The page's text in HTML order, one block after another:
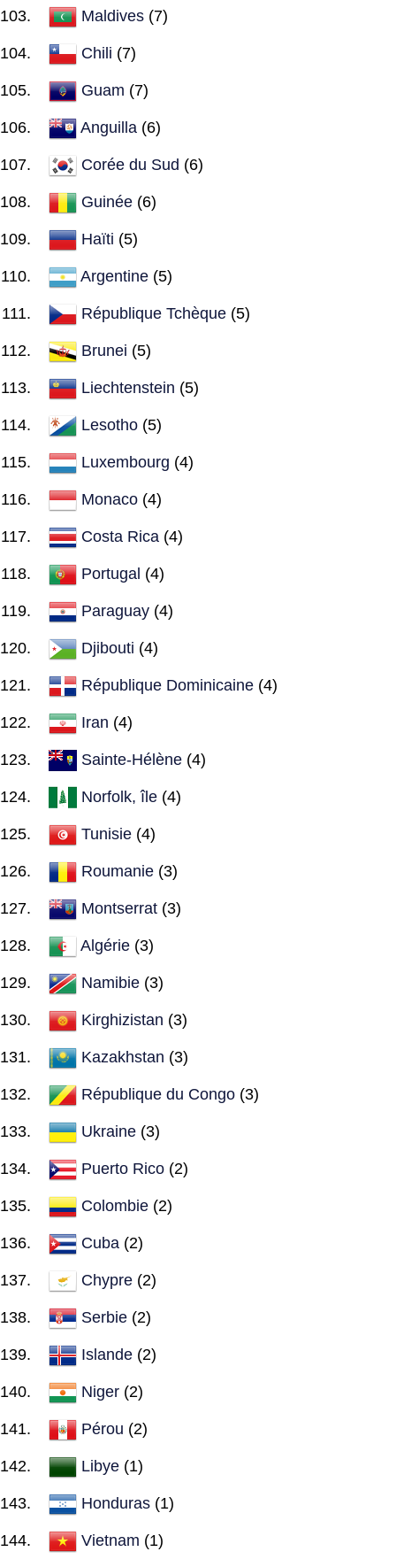
Maldives (7)
Chili (7)
Guam (7)
Anguilla (6)
Corée du Sud (6)
Guinée (6)
Haïti (5)
Argentine (5)
République Tchèque (5)
Brunei (5)
Liechtenstein (5)
Lesotho (5)
Luxembourg (4)
Monaco (4)
Costa Rica (4)
Portugal (4)
Paraguay (4)
Djibouti (4)
République Dominicaine (4)
Iran (4)
Sainte-Hélène (4)
Norfolk, île (4)
Tunisie (4)
Roumanie (3)
Montserrat (3)
Algérie (3)
Namibie (3)
Kirghizistan (3)
Kazakhstan (3)
République du Congo (3)
Ukraine (3)
Puerto Rico (2)
Colombie (2)
Cuba (2)
Chypre (2)
Serbie (2)
Islande (2)
Niger (2)
Pérou (2)
Libye (1)
Honduras (1)
Vietnam (1)